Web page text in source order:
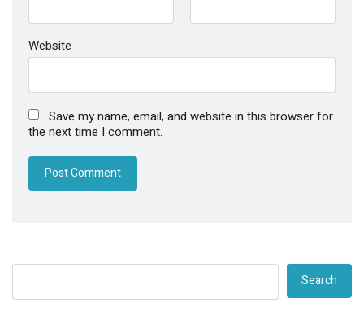
Website
Save my name, email, and website in this browser for
the next time I comment.
Search